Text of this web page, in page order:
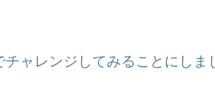
チャレンジしてみることにしま